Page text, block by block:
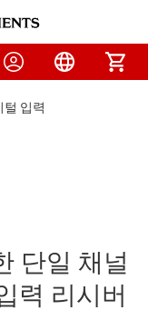
털 입력
단일 채널
력 리시버